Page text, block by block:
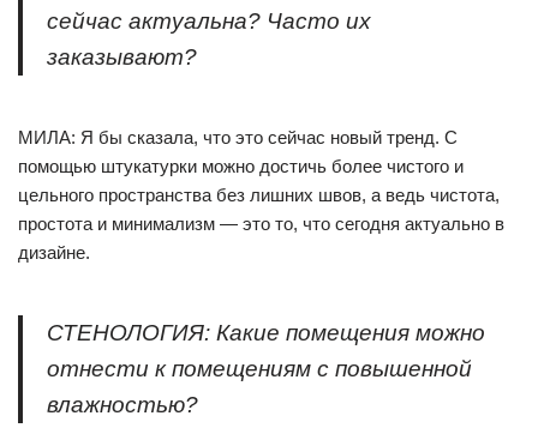
сейчас актуальна? Часто их
заказывают?
МИЛА: Я бы сказала, что это сейчас новый тренд. С
помощью штукатурки можно достичь более чистого и
цельного пространства без лишних швов, а ведь чистота,
простота и минимализм — это то, что сегодня актуально в
дизайне.
СТЕНОЛОГИЯ: Какие помещения можно
отнести к помещениям с повышенной
влажностью?